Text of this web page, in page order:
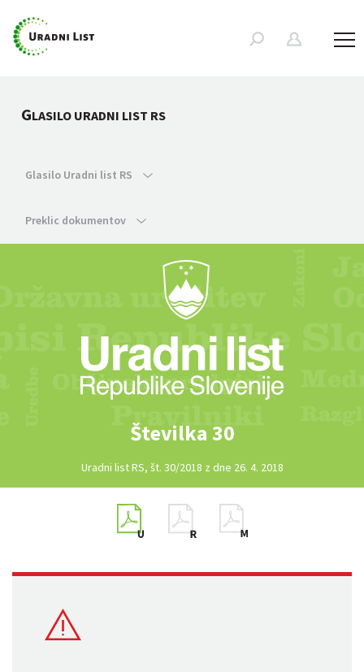
GLASILO URADNI LIST RS
Glasilo Uradni list RS
Preklic dokumentov
Številka 30
Uradni list RS, št. 30/2018 z dne 26. 4. 2018